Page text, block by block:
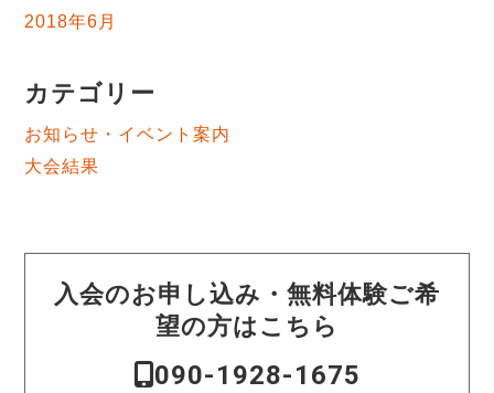
2018年6月
カテゴリー
お知らせ・イベント案内
大会結果
入会のお申し込み・無料体験ご希
望の方はこちら
090-1928-1675